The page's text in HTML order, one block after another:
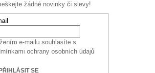
žádné novinky či slevy!
e-mailu souhlasíte s
ochrany osobních údajů
SE